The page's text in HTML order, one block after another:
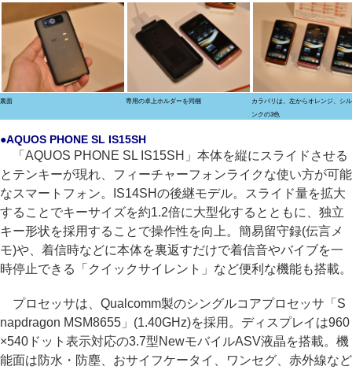
裏面 専用の卓上ホルダーを同梱
カラバリは、左からオレンジ、シ
ンクの3色
●AQUOS PHONE SL IS15SH
「AQUOS PHONE SL IS15SH」本体を縦にスライドさせる
とテンキーが現れ、フィーチャーフォンライクな使い方が可能
なスマートフォン。IS14SHの後継モデル。スライド量を拡大
することでキーサイズを約1.2倍に大型化するとともに、独立
キー形状を採用することで操作性を向上。簡易留守録(伝言メ
モ)や、着信時などに本体を裏返すだけで着信音やバイブを一
時停止できる「クイックサイレント」など便利な機能も搭載。
プロセッサは、Qualcomm製のシングルコアプロセッサ「S
napdragon MSM8655」(1.40GHz)を採用。ディスプレイは960
×540ドット表示対応の3.7型NewモバイルASV液晶を搭載。機
能面は防水・防塵、おサイフケータイ、ワンセグ、赤外線など